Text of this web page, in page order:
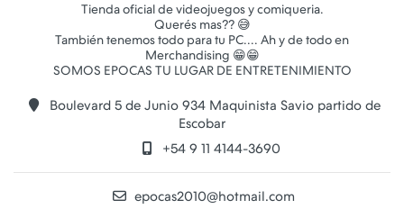
Tienda oficial de videojuegos y comiqueria.
Querés mas?? 😅
También tenemos todo para tu PC.... Ah y de todo en
Merchandising 😁😁
Boulevard 5 de Junio 934 Maquinista Savio partido de
Escobar
+54 9 11 4144-3690
epocas2010@hotmail.com